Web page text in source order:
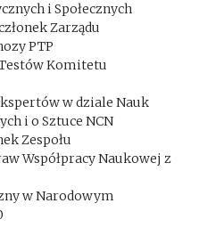
i Społecznych
Zarządu
PTP
Komitetu
w dziale Nauk
i o Sztuce NCN
Zespołu
Współpracy Naukowej z
w Narodowym